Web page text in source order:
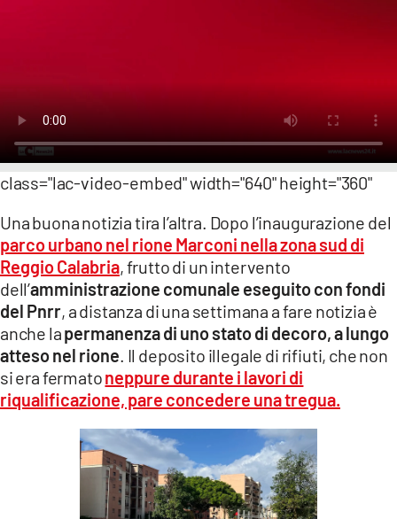
COSENZACHANNEL.IT
ILVIBONESE.IT
CATANZAROCHANNEL.IT
App
ANDROID
APPLE
class="lac-video-embed" width="640" height="360"
Una buona notizia tira l’altra. Dopo l’inaugurazione del
parco urbano nel rione Marconi nella zona sud di
Reggio Calabria, frutto di un intervento
dell’amministrazione comunale eseguito con fondi
del Pnrr, a distanza di una settimana a fare notizia è
anche lapermanenza di uno stato di decoro, a lungo
atteso nel rione . Il deposito illegale di rifiuti, che non
si era fermatoneppure durante i lavori di
riqualificazione, pare concedere una tregua.